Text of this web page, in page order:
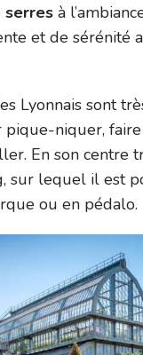
serres à
et de sérénité
Lyonnais sont
pique-niquer,
En son centre
sur lequel il est
ou en pédalo.